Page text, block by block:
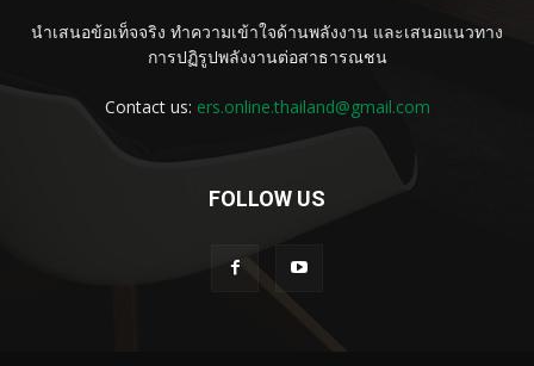
นำเสนอข้อเท็จจริง ทำความเข้าใจด้านพลังงาน และเสนอแนวทาง
การปฏิรูปพลังงานต่อสาธารณชน
Contact us: ers.online.thailand@gmail.com
FOLLOW US